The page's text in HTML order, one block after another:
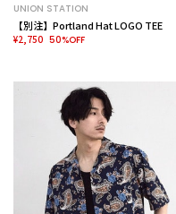
UNION STATION
【別注】Portland Hat LOGO TEE
¥2,750 50%OFF